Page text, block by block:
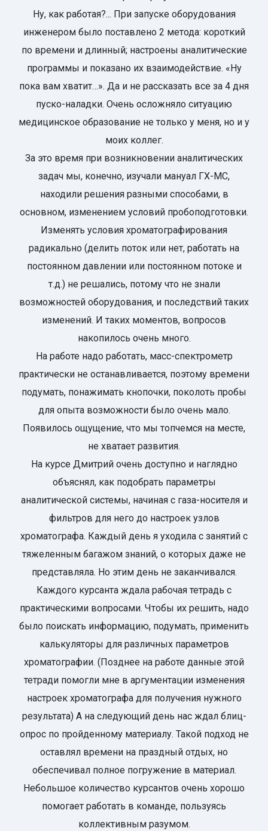
Ну, как работая?... При запуске оборудования
инженером было поставлено 2 метода: короткий
по времени и длинный; настроены аналитические
программы и показано их взаимодействие. «Ну
пока вам хватит…». Да и не рассказать все за 4 дня
пуско-наладки. Очень осложняло ситуацию
медицинское образование не только у меня, но и у
моих коллег.
За это время при возникновении аналитических
задач мы, конечно, изучали мануал ГХ-МС,
находили решения разными способами, в
основном, изменением условий пробоподготовки.
Изменять условия хроматографирования
радикально (делить поток или нет, работать на
постоянном давлении или постоянном потоке и
т.д.) не решались, потому что не знали
возможностей оборудования, и последствий таких
изменений. И таких моментов, вопросов
накопилось очень много.
На работе надо работать, масс-спектрометр
практически не останавливается, поэтому времени
подумать, понажимать кнопочки, поколоть пробы
для опыта возможности было очень мало.
Появилось ощущение, что мы топчемся на месте,
не хватает развития.
На курсе Дмитрий очень доступно и наглядно
объяснял, как подобрать параметры
аналитической системы, начиная с газа-носителя и
фильтров для него до настроек узлов
хроматографа. Каждый день я уходила с занятий с
тяжеленным багажом знаний, о которых даже не
представляла. Но этим день не заканчивался.
Каждого курсанта ждала рабочая тетрадь с
практическими вопросами. Чтобы их решить, надо
было поискать информацию, подумать, применить
калькуляторы для различных параметров
хроматографии. (Позднее на работе данные этой
тетради помогли мне в аргументации изменения
настроек хроматографа для получения нужного
результата) А на следующий день нас ждал блиц-
опрос по пройденному материалу. Такой подход не
оставлял времени на праздный отдых, но
обеспечивал полное погружение в материал.
Небольшое количество курсантов очень хорошо
помогает работать в команде, пользуясь
коллективным разумом.